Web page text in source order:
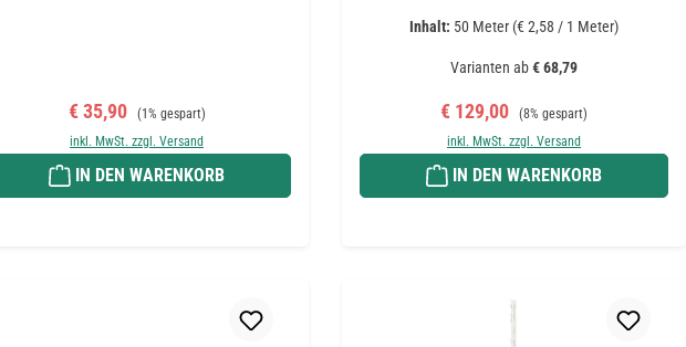
Verkaufspreis:
€ 35,90 Regulärer Preis:
(1% gespart)
inkl. MwSt. zzgl. Versand
IN DEN WARENKORB
Inhalt: 50 Meter (€ 2,58 / 1 Meter)
Varianten ab€ 68,79
Verkaufspreis:
€ 129,00 Regulärer Preis:
(8% gespart)
inkl. MwSt. zzgl. Versand
IN DEN WARENKORB